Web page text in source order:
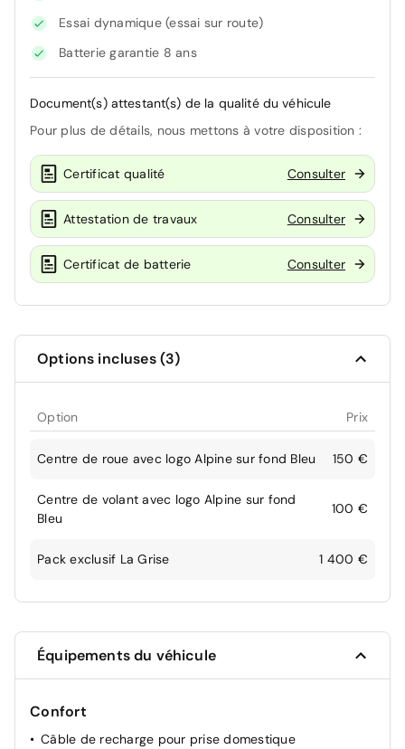
Essai dynamique (essai sur route)
Batterie garantie 8 ans
Document(s) attestant(s) de la qualité du véhicule
Pour plus de détails, nous mettons à votre disposition :
Certificat qualité Consulter
Attestation de travaux Consulter
Certificat de batterie Consulter
Options incluses (3)
Option Prix
Centre de roue avec logo Alpine sur fond Bleu 150 €
Centre de volant avec logo Alpine sur fond
Bleu
100 €
Pack exclusif La Grise 1 400 €
Équipements du véhicule
Confort
Câble de recharge pour prise domestique